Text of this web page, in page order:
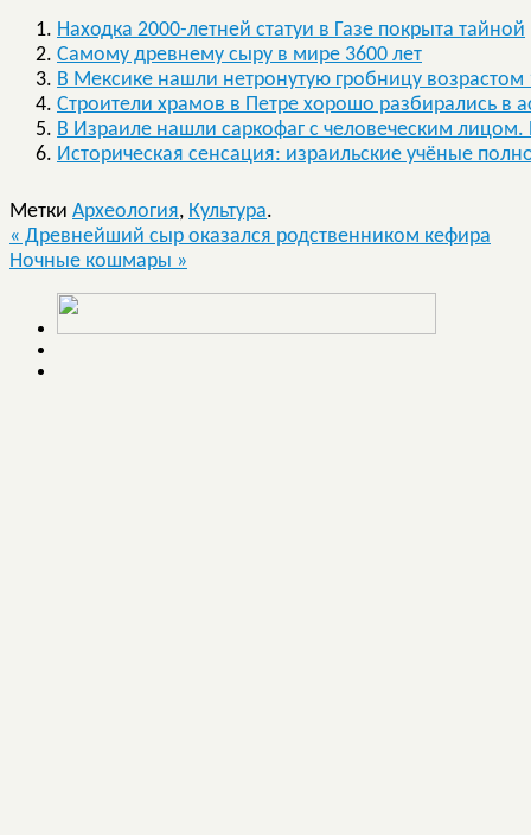
Находка 2000-летней статуи в Газе покрыта тайной
Самому древнему сыру в мире 3600 лет
В Мексике нашли нетронутую гробницу возрастом
Строители храмов в Петре хорошо разбирались в
В Израиле нашли саркофаг с человеческим лицом.
Историческая сенсация: израильские учёные
Метки Археология, Культура.
« Древнейший сыр оказался родственником кефира
Ночные кошмары »